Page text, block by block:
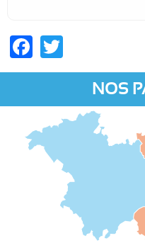
Facebook
NOS